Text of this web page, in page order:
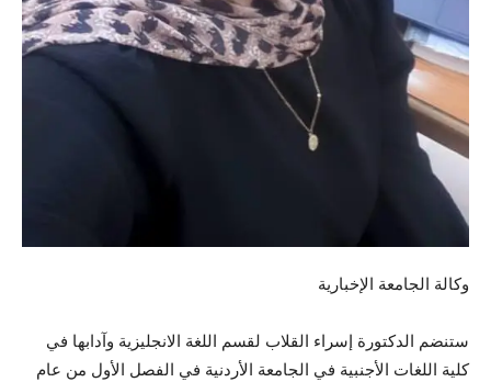
وكالة الجامعة الإخبارية
​ستنضم الدكتورة إسراء القلاب لقسم اللغة الانجليزية وآدابها في
كلية اللغات الأجنبية في الجامعة الأردنية في الفصل الأول من عام